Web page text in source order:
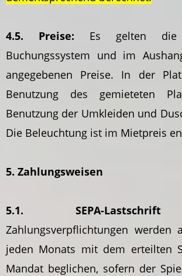
4.5. Preise: Es gelten die
Buchungssystem und im
angegebenen Preise. In der
Benutzung des gemieteten
Benutzung der Umkleiden und
Die Beleuchtung ist im Mietpreis
5. Zahlungsweisen
5.1. SEPA-
Zahlungsverpflichtungen werden
jeden Monats mit dem erteilten
Mandat beglichen, sofern der